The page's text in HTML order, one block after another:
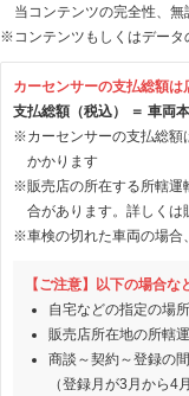
当コンテンツの完全性、
※コンテンツもしくはデータ
カーセンサーの支払総額
支払総額（税込） ＝ 車両
※カーセンサーの支払総額
かかります
※販売店の所在する所轄運
合があります。詳しく
※車検の切れた車両の場合
【ご注意】以下の場合
自宅などの指定の場
販売店所在地の所轄
商談～契約～登録の
（登録月が3月から4